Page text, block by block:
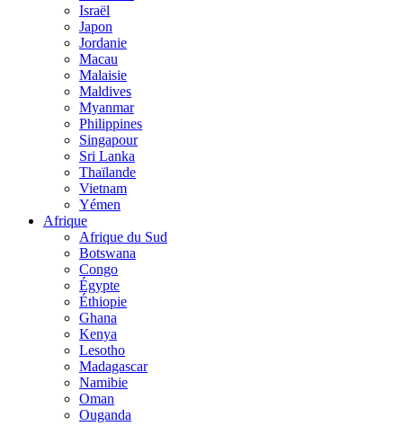
Israël
Japon
Jordanie
Macau
Malaisie
Maldives
Myanmar
Philippines
Singapour
Sri Lanka
Thaïlande
Vietnam
Yémen
Afrique
Afrique du Sud
Botswana
Congo
Égypte
Éthiopie
Ghana
Kenya
Lesotho
Madagascar
Namibie
Oman
Ouganda